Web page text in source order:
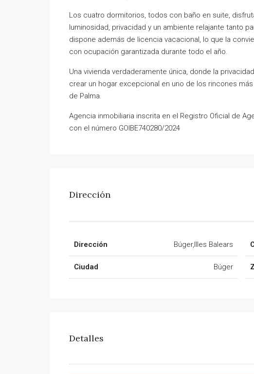
Los cuatro dormitorios, todos con baño en suite,
luminosidad, privacidad y un ambiente relajante tanto
dispone además de licencia vacacional, lo que la
con ocupación garantizada durante todo el año.
Una vivienda verdaderamente única, donde la
crear un hogar excepcional en uno de los rincones
de Palma.
Agencia inmobiliaria inscrita en el Registro Oficial de
con el número GOIBE740280/2024
Dirección
Dirección Búger,Illes Balears
Ciudad Búger
Detalles